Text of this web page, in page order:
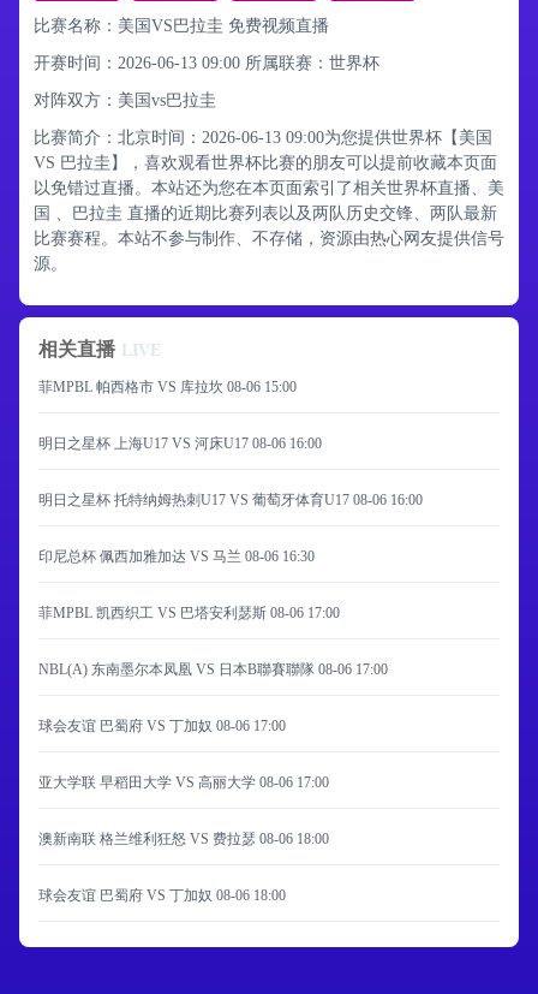
比赛名称：美国VS巴拉圭 免费视频直播
开赛时间：2026-06-13 09:00 所属联赛： 世界杯
对阵双方：美国vs巴拉圭
比赛简介：北京时间：2026-06-13 09:00为您提供世界杯【美国
VS 巴拉圭】，喜欢观看世界杯比赛的朋友可以提前收藏本页面
以免错过直播。本站还为您在本页面索引了相关世界杯直播、美
国 、巴拉圭 直播的近期比赛列表以及两队历史交锋、两队最新
比赛赛程。本站不参与制作、不存储，资源由热心网友提供信号
源。
相关直播 LIVE
菲MPBL 帕西格市 VS 库拉坎 08-06 15:00
明日之星杯 上海U17 VS 河床U17 08-06 16:00
明日之星杯 托特纳姆热刺U17 VS 葡萄牙体育U17 08-06 16:00
印尼总杯 佩西加雅加达 VS 马兰 08-06 16:30
菲MPBL 凯西织工 VS 巴塔安利瑟斯 08-06 17:00
NBL(A) 东南墨尔本凤凰 VS 日本B聯賽聯隊 08-06 17:00
球会友谊 巴蜀府 VS 丁加奴 08-06 17:00
亚大学联 早稻田大学 VS 高丽大学 08-06 17:00
澳新南联 格兰维利狂怒 VS 费拉瑟 08-06 18:00
球会友谊 巴蜀府 VS 丁加奴 08-06 18:00